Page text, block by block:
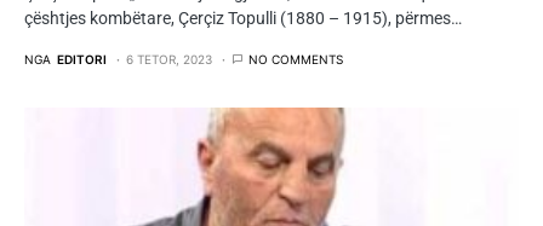
çështjes kombëtare, Çerçiz Topulli (1880 – 1915), përmes…
NGA EDITORI 6 TETOR, 2023 NO COMMENTS